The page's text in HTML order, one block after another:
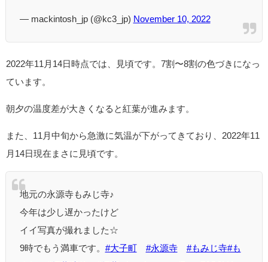
— mackintosh_jp (@kc3_jp) November 10, 2022
2022年11月14日時点では、見頃です。7割〜8割の色づきになっ
ています。
朝夕の温度差が大きくなると紅葉が進みます。
また、11月中旬から急激に気温が下がってきており、2022年11
月14日現在まさに見頃です。
地元の永源寺もみじ寺♪
今年は少し遅かったけど
イイ写真が撮れました☆
9時でもう満車です。 #大子町 #永源寺 #もみじ寺#も